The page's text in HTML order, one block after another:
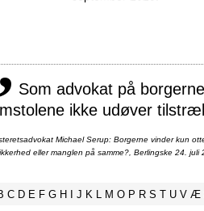
Som advokat på
ikke udøver
Michael Serup: Borgerne vinder kun
eller manglen på samme?, Berlingske 24. juli
C D E F G H J K L M O P R S T U V Æ